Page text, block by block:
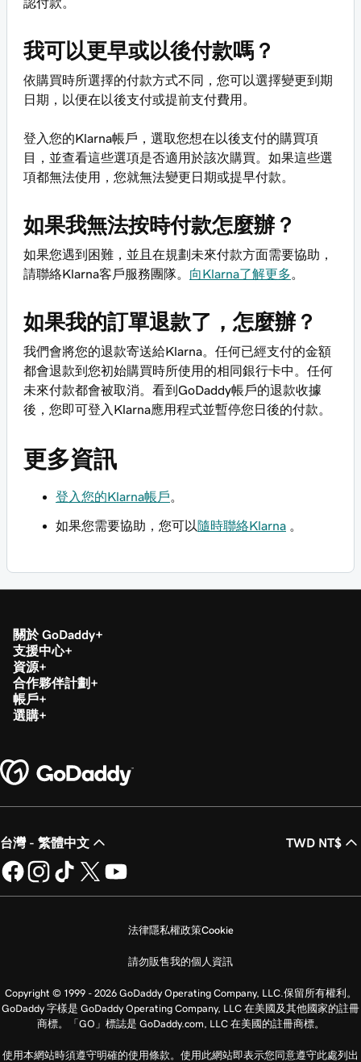
我可以更早或以後付款嗎？
依購買時所選擇的付款方式不同，您可以選擇變更到期
日期，以便在以後支付或提前支付費用。
登入您的Klarna帳戶，選取您想在以後支付的購買項
目，並查看這些選項是否適用於該次購買。如果這些選
項都無法使用，您就無法變更日期或提早付款。
如果我無法按時付款怎麼辦？
如果您遇到困難，並且在規劃未來付款方面需要協助，
請聯絡Klarna客戶服務團隊。 向Klarna了解更多
如果我的訂單退款了，怎麼辦？
我們會將您的退款寄送給Klarna。任何已經支付的金額
都會退款到您初始購買時所使用的相同銀行卡中。任何
未來付款都會被取消。看到GoDaddy帳戶的退款收據
後，您即可登入Klarna應用程式並暫停您日後的付款。
更多資訊
登入您的Klarna帳戶
如果您需要協助，您可以 隨時聯絡Klarna
關於 GoDaddy
支援中心
資源
合作夥伴計劃
帳戶
選購
台灣 - 繁體中文 TWD NT$
法律隱私權政策Cookie
請勿販售我的個人資訊
Copyright © 1999 - 2026 GoDaddy Operating Company, LLC.保留所有權利。
GoDaddy 字樣是 GoDaddy Operating Company, LLC 在美國及其他國家的註冊
商標。「GO」標誌是 GoDaddy.com, LLC 在美國的註冊商標。
使用本網站時須遵守明確的使用條款。使用此網站即表示您同意遵守此處列出